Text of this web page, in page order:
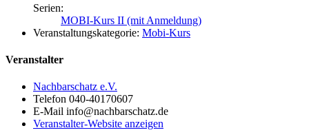
Serien:
MOBI-Kurs II (mit Anmeldung)
Veranstaltungskategorie: Mobi-Kurs
Veranstalter
Nachbarschatz e.V.
Telefon 040-40170607
E-Mail info@nachbarschatz.de
Veranstalter-Website anzeigen